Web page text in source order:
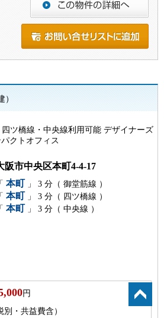
）
ツ橋線・中央線利用可能 デザイナーズ
クトオフィス
阪市中央区本町4-4-17
「 本町 」 3 分（ 御堂筋線 ）
「 本町 」 3 分（ 四ツ橋線 ）
「 本町 」 3 分（ 中央線 ）
円
別・共益費含）